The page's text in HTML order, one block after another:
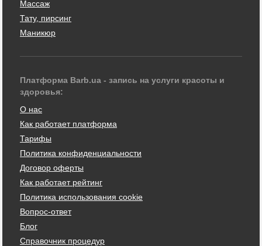
Массаж
Тату, пирсинг
Маникюр
Платформа Barb.ua - запись на услуги красоты и
здоровья:
О нас
Как работает платформа
Тарифы
Политика конфиденциальности
Договор оферты
Как работает рейтинг
Политика использования cookie
Вопрос-ответ
Блог
Справочник процедур